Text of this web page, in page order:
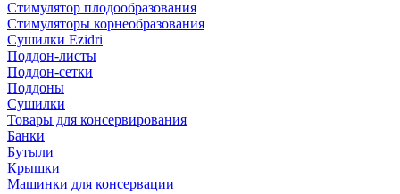
Стимулятор плодообразования
Стимуляторы корнеобразования
Сушилки Ezidri
Поддон-листы
Поддон-сетки
Поддоны
Сушилки
Товары для консервирования
Банки
Бутыли
Крышки
Машинки для консервации